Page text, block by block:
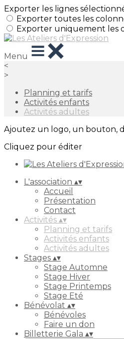
Exporter les lignes
Exporter toutes les
Exporter uniquement les
Menu
<
>
Planning et tarifs
Activités enfants
Activités adultes
Ajoutez un logo, un bouton,
Cliquez pour éditer
L'association ▴▾
Accueil
Présentation
Contact
Activités ▴▾
Planning et tarifs
Activités enfants
Activités adultes
Stages ▴▾
Stage Automne
Stage Hiver
Stage Printemps
Stage Eté
Bénévolat ▴▾
Bénévoles
Faire un don
Billetterie Gala ▴▾